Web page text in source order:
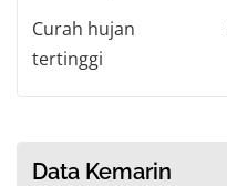
Curah hujan
tertinggi
Data Kemarin